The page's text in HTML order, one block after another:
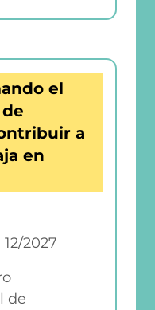
el
a
en
12/2027
de